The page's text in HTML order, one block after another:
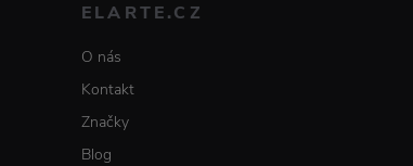
ELARTE.CZ
O nás
Kontakt
Značky
Blog